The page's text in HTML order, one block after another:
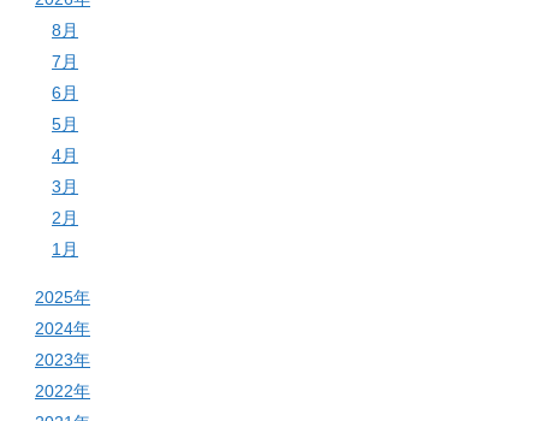
8月
7月
6月
5月
4月
3月
2月
1月
2025年
2024年
2023年
2022年